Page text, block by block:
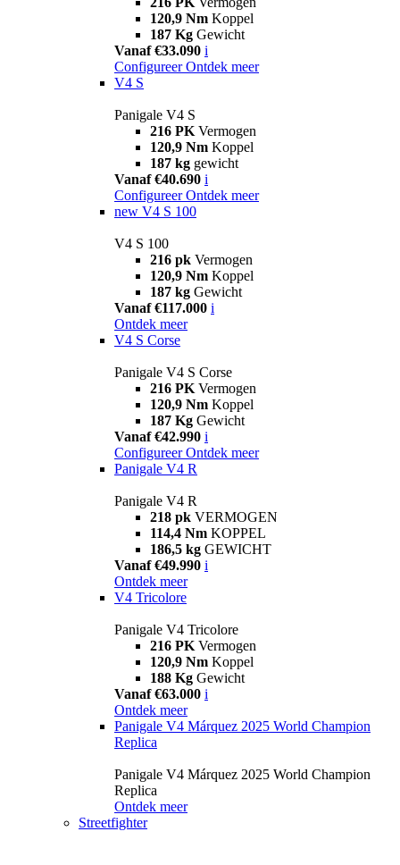
120,9 Nm Koppel
187 Kg Gewicht
Vanaf €33.090 i
Configureer Ontdek meer
V4 S
Panigale V4 S
216 PK Vermogen
120,9 Nm Koppel
187 kg gewicht
Vanaf €40.690 i
Configureer Ontdek meer
new V4 S 100
V4 S 100
216 pk Vermogen
120,9 Nm Koppel
187 kg Gewicht
Vanaf €117.000 i
Ontdek meer
V4 S Corse
Panigale V4 S Corse
216 PK Vermogen
120,9 Nm Koppel
187 Kg Gewicht
Vanaf €42.990 i
Configureer Ontdek meer
Panigale V4 R
Panigale V4 R
218 pk VERMOGEN
114,4 Nm KOPPEL
186,5 kg GEWICHT
Vanaf €49.990 i
Ontdek meer
V4 Tricolore
Panigale V4 Tricolore
216 PK Vermogen
120,9 Nm Koppel
188 Kg Gewicht
Vanaf €63.000 i
Ontdek meer
Panigale V4 Márquez 2025 World Champion
Replica
Panigale V4 Márquez 2025 World Champion
Replica
Ontdek meer
Streetfighter